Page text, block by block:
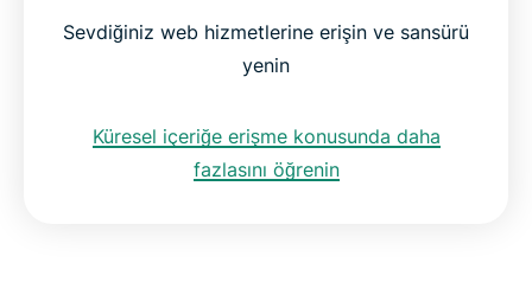
Sevdiğiniz web hizmetlerine erişin ve sansürü
yenin
Küresel içeriğe erişme konusunda daha
fazlasını öğrenin